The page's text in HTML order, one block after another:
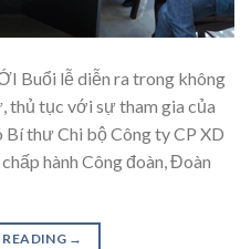
Buổi lễ diễn ra trong không
thủ tục với sự tham gia của
Bí thư Chi bộ Công ty CP XD
hành Công đoàn, Đoàn
→